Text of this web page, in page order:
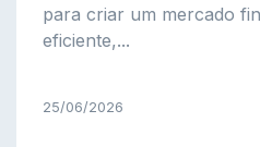
para criar um mercado
eficiente,...
25/06/2026